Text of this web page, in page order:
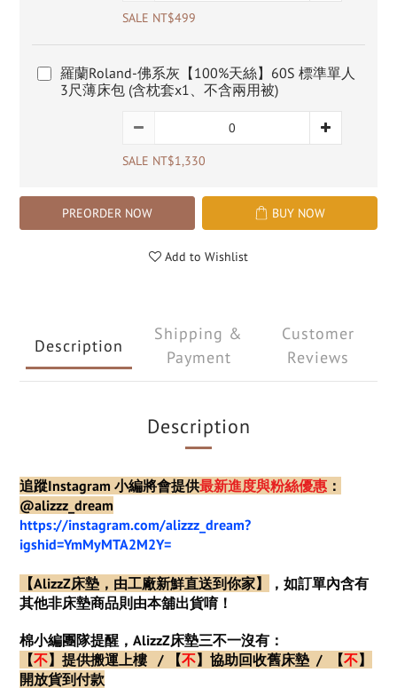
SALE NT$499
羅蘭Roland-佛系灰【100%天絲】60S 標準單人
3尺薄床包 (含枕套x1、不含兩用被)
SALE NT$1,330
PREORDER NOW BUY NOW
Add to Wishlist
Description
Shipping &
Payment
Customer
Reviews
Description
追蹤Instagram 小編將會提供最新進度與粉絲優惠 ：
@alizzz_dream
https://instagram.com/alizzz_dream?
igshid=YmMyMTA2M2Y=
【AlizzZ床墊，由工廠新鮮直送到你家】
，如訂單內含有
其他非床墊商品則由本舖出貨唷！
棉小編團隊提醒，AlizzZ床墊三不一沒有：
【不】 提供搬運上樓 / 【不】 協助回收舊床墊 / 【不】
開放貨到付款